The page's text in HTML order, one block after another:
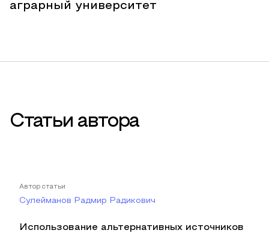
аграрный университет
Статьи автора
Автор статьи
Сулейманов Радмир Радикович
Использование альтернативных источников